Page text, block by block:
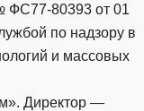
ФС77-80393 от 01
по надзору в
и массовых
Директор —